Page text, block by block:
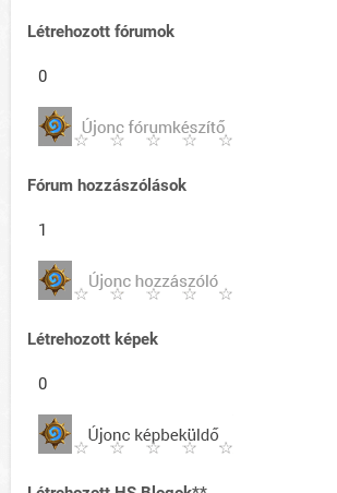
Létrehozott fórumok
0
Fórum hozzászólások
1
Létrehozott képek
0